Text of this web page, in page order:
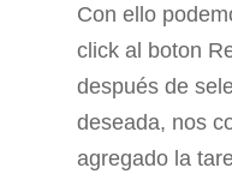
Con ello
click al boton
después de
deseada, nos
agregado la